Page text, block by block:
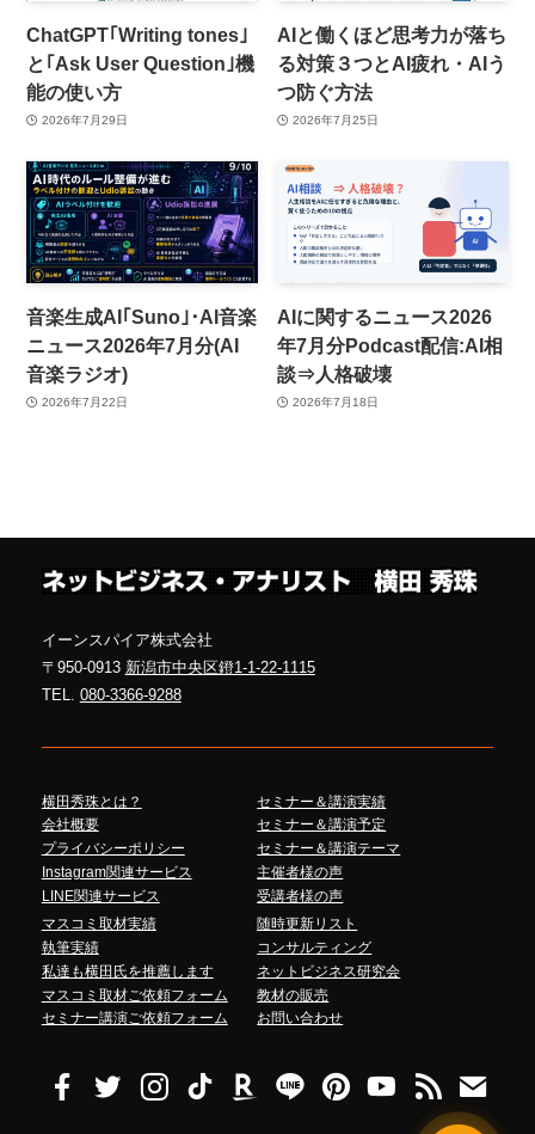
ChatGPT｢Writing tones｣
と｢Ask User Question｣機
能の使い方
2026年7月29日
AIと働くほど思考力が落ち
る対策３つとAI疲れ・AIう
つ防ぐ方法
2026年7月25日
音楽生成AI｢Suno｣･AI音楽
ニュース2026年7月分(AI
音楽ラジオ)
2026年7月22日
AIに関するニュース2026
年7月分Podcast配信:AI相
談⇒人格破壊
2026年7月18日
イーンスパイア株式会社
〒950-0913 新潟市中央区鐙1-1-22-1115
TEL. 080-3366-9288
横田秀珠とは？
会社概要
プライバシーポリシー
Instagram関連サービス
LINE関連サービス
セミナー＆講演実績
セミナー＆講演予定
セミナー＆講演テーマ
主催者様の声
受講者様の声
マスコミ取材実績
執筆実績
私達も横田氏を推薦します
マスコミ取材ご依頼フォーム
セミナー講演ご依頼フォーム
随時更新リスト
コンサルティング
ネットビジネス研究会
教材の販売
お問い合わせ